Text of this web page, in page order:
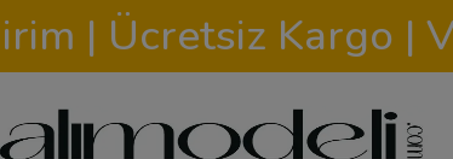
| Ücretsiz Kargo |